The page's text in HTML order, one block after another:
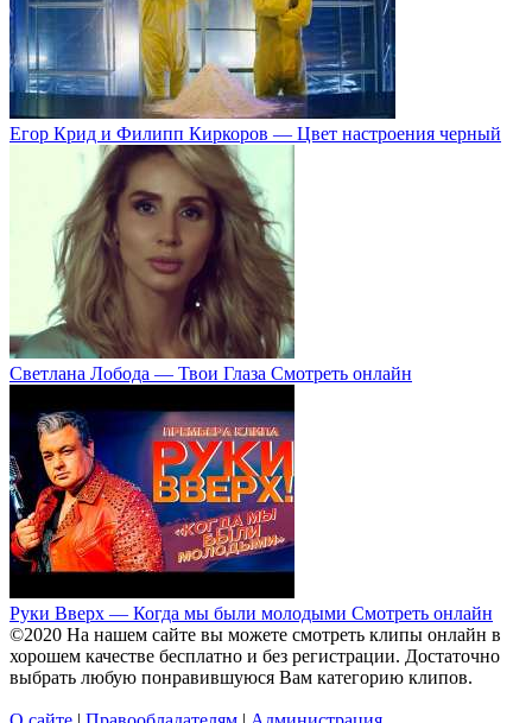
Егор Крид и Филипп Киркоров — Цвет настроения черный
Светлана Лобода — Твои Глаза Смотреть онлайн
Руки Вверх — Когда мы были молодыми Смотреть онлайн
©2020 На нашем сайте вы можете смотреть клипы онлайн в
хорошем качестве бесплатно и без регистрации. Достаточно
выбрать любую понравившуюся Вам категорию клипов.